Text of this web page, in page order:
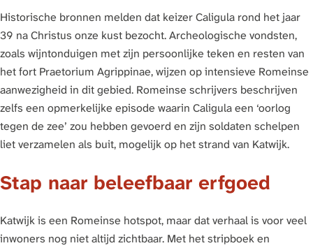
Historische bronnen melden dat keizer Caligula rond het jaar
39 na Christus onze kust bezocht. Archeologische vondsten,
zoals wijntonduigen met zijn persoonlijke teken en resten van
het fort Praetorium Agrippinae, wijzen op intensieve Romeinse
aanwezigheid in dit gebied. Romeinse schrijvers beschrijven
zelfs een opmerkelijke episode waarin Caligula een ‘oorlog
tegen de zee’ zou hebben gevoerd en zijn soldaten schelpen
liet verzamelen als buit, mogelijk op het strand van Katwijk.
Stap naar beleefbaar erfgoed
Katwijk is een Romeinse hotspot, maar dat verhaal is voor veel
inwoners nog niet altijd zichtbaar. Met het stripboek en